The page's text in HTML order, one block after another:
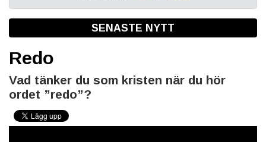
SENASTE NYTT
Redo
Vad tänker du som kristen när du hör
ordet ”redo”?